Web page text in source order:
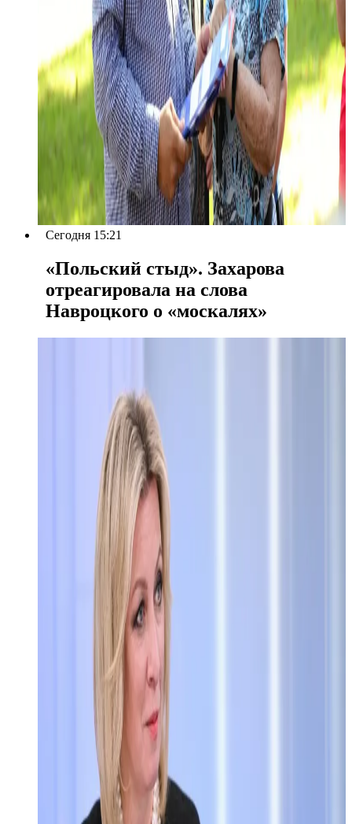
Сегодня 15:21
«Польский стыд». Захарова
отреагировала на слова
Навроцкого о «москалях»